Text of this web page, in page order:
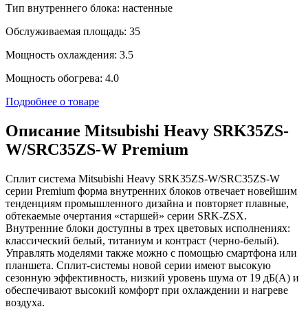
Тип внутреннего блока: настенные
Обслуживаемая площадь: 35
Мощность охлаждения: 3.5
Мощность обогрева: 4.0
Подробнее о товаре
Описание Mitsubishi Heavy SRK35ZS-
W/SRC35ZS-W Premium
Сплит система Mitsubishi Heavy SRK35ZS-W/SRC35ZS-W
серии Premium форма внутренних блоков отвечает новейшим
тенденциям промышленного дизайна и повторяет плавные,
обтекаемые очертания «старшей» серии SRK-ZSX.
Внутренние блоки доступны в трех цветовых исполнениях:
классический белый, титаниум и контраст (черно-белый).
Управлять моделями также можно с помощью смартфона или
планшета. Сплит-системы новой серии имеют высокую
сезонную эффективность, низкий уровень шума от 19 дБ(А) и
обеспечивают высокий комфорт при охлаждении и нагреве
воздуха.